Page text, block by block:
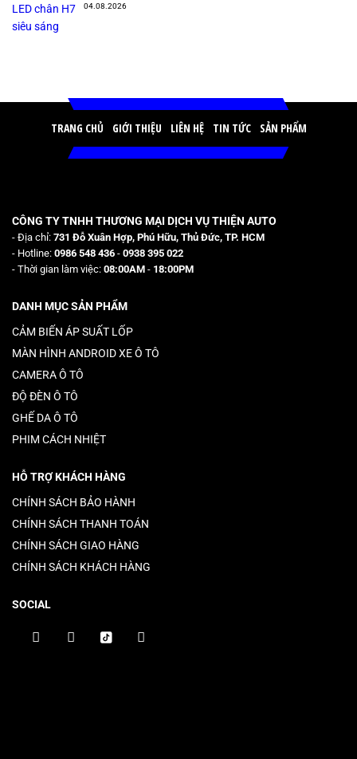
04.08.2026
TRANG CHỦ GIỚI THIỆU LIÊN HỆ TIN TỨC SẢN PHẨM
CÔNG TY TNHH THƯƠNG MẠI DỊCH VỤ THIỆN AUTO
- Địa chỉ: 731 Đỗ Xuân Hợp, Phú Hữu, Thủ Đức, TP. HCM
- Hotline: 0986 548 436 - 0938 395 022
- Thời gian làm việc: 08:00AM - 18:00PM
DANH MỤC SẢN PHẨM
CẢM BIẾN ÁP SUẤT LỐP
MÀN HÌNH ANDROID XE Ô TÔ
CAMERA Ô TÔ
ĐỘ ĐÈN Ô TÔ
GHẾ DA Ô TÔ
PHIM CÁCH NHIỆT
HỖ TRỢ KHÁCH HÀNG
CHÍNH SÁCH BẢO HÀNH
CHÍNH SÁCH THANH TOÁN
CHÍNH SÁCH GIAO HÀNG
CHÍNH SÁCH KHÁCH HÀNG
SOCIAL